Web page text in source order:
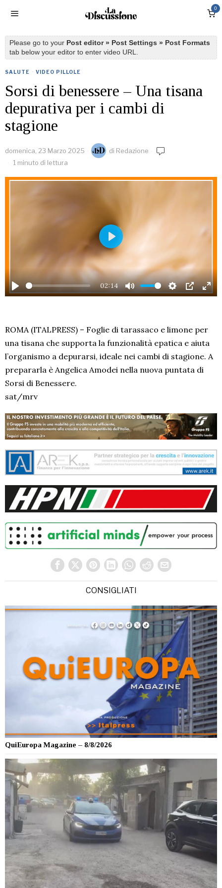
0
Please go to your Post editor » Post Settings » Post Formats
tab below your editor to enter video URL.
SALUTE · VIDEO PILLOLE
Sorsi di benessere – Una tisana
depurativa per i cambi di
stagione
domenica, 23 Marzo 2025 di Redazione
1 minuto di lettura
PLAY
02:14
MUTE SETTINGS
PIP
PLAY
ROMA (ITALPRESS) – Foglie di tarassaco e limone per
una tisana che supporta la funzionalità epatica e aiuta
l’organismo a depurarsi, ideale nei cambi di stagione. A
prepararla è Angelica Amodei nella nuova puntata di
Sorsi di Benessere.
sat/mrv
CONSIGLIATI
QuiEuropa Magazine – 8/8/2026